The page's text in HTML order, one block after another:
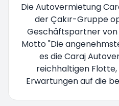
Die Autovermietung
der Çakır-Gruppe
Geschäftspartner von
Motto "Die
es die Caraj
reichhaltigen
Erwartungen auf die